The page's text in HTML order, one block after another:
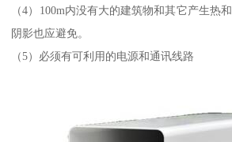
（4）100m内没有大的建筑物和其它产生热
阴影也应避免。
（5）必须有可利用的电源和通讯线路